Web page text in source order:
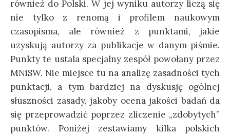
również do Polski. W jej wyniku autorzy liczą się
nie tylko z renomą i profilem naukowym
czasopisma, ale również z punktami, jakie
uzyskują autorzy za publikacje w danym piśmie.
Punkty te ustala specjalny zespół powołany przez
MNiSW. Nie miejsce tu na analizę zasadności tych
punktacji, a tym bardziej na dyskusję ogólnej
słuszności zasady, jakoby ocena jakości badań da
się przeprowadzić poprzez zliczenie „zdobytych”
punktów. Poniżej zestawiamy kilka polskich